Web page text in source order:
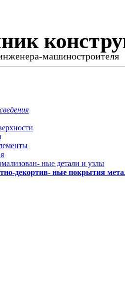
машиностроителя
ные детали и узлы
декортив- ные покрытия